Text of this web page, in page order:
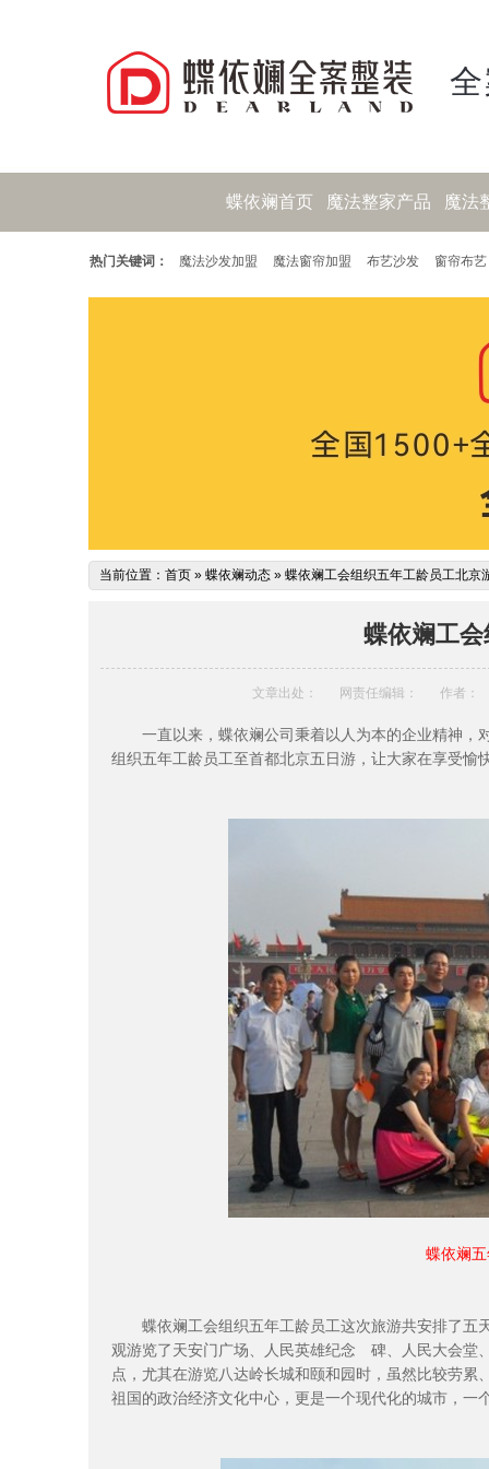
蝶依斓首页 魔法整家产品 魔法
热门关键词： 魔法沙发加盟 魔法窗帘加盟 布艺沙发 窗帘布艺
当前位置： 首页 » 蝶依斓动态 » 蝶依斓工会组织五年工龄员工北京
蝶依斓工
文章出处： 网责任编辑： 作者：
一直以来，蝶依斓公司秉着以人为本的企业精神，
组织五年工龄员工至首都北京五日游，让大家在享受愉
蝶依斓
蝶依斓工会组织五年工龄员工这次旅游共安排了五
观游览了天安门广场、人民英雄纪念 碑、人民大会堂
点，尤其在游览八达岭长城和颐和园时，虽然比较劳
祖国的政治经济文化中心，更是一个现代化的城市，一